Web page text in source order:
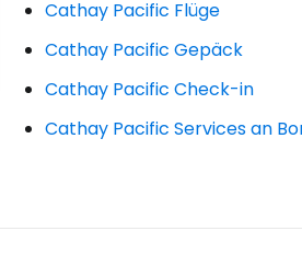
Cathay Pacific Flüge
Cathay Pacific Gepäck
Cathay Pacific Check-in
Cathay Pacific Services an